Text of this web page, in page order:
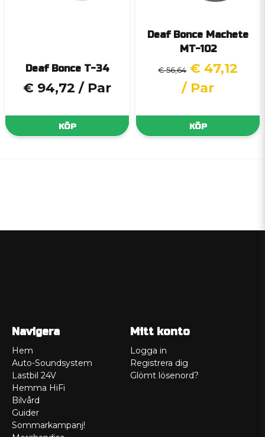
Deaf Bonce T-34
€ 94,72 / Par
KÖP
Deaf Bonce Machete
MT-102
€ 56,64 € 47,12
/ Par
KÖP
Navigera
Hem
Auto-Soundsystem
Lastbil 24V
Hemma HiFi
Bilvård
Guider
Sommarkampanj!
Mitt konto
Logga in
Registrera dig
Glömt lösenord?